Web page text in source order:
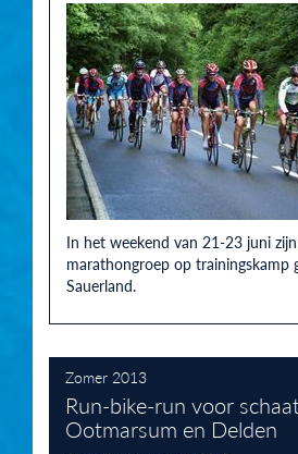
In het weekend van 21-23 juni
marathongroep op trainingskamp
Sauerland.
Zomer 2013
Run-bike-run voor
Ootmarsum en Delden